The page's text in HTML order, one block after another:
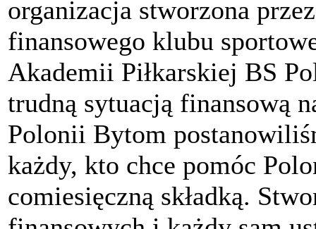
organizacja stworzona
finansowego klubu
Akademii Piłkarskiej BS
trudną sytuacją finansową
Polonii Bytom
każdy, kto chce pomóc
comiesięczną składką.